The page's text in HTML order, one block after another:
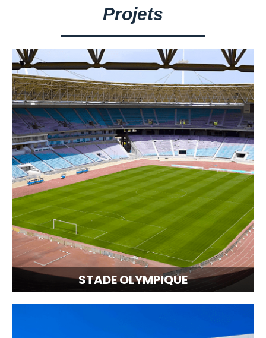
Projets
STADE OLYMPIQUE